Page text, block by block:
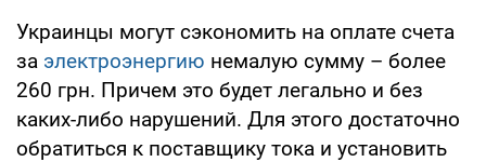
Украинцы могут сэкономить на оплате счета
за электроэнергию немалую сумму – более
260 грн. Причем это будет легально и без
каких-либо нарушений. Для этого достаточно
обратиться к поставщику тока и установить